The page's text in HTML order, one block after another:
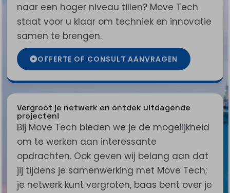
naar een hoger niveau tillen? Move Tech
staat voor u klaar om techniek en innovatie
samen te brengen.
OFFERTE OF CONSULT AANVRAGEN
Vergroot je netwerk en ontdek uitdagende
projecten!
Bij Move Tech bieden we je de mogelijkheid
om te werken aan interessante
opdrachten. Ook geven wij belang aan dat
jij tijdens je samenwerking met Move Tech;
je netwerk kunt vergroten, baas bent over je